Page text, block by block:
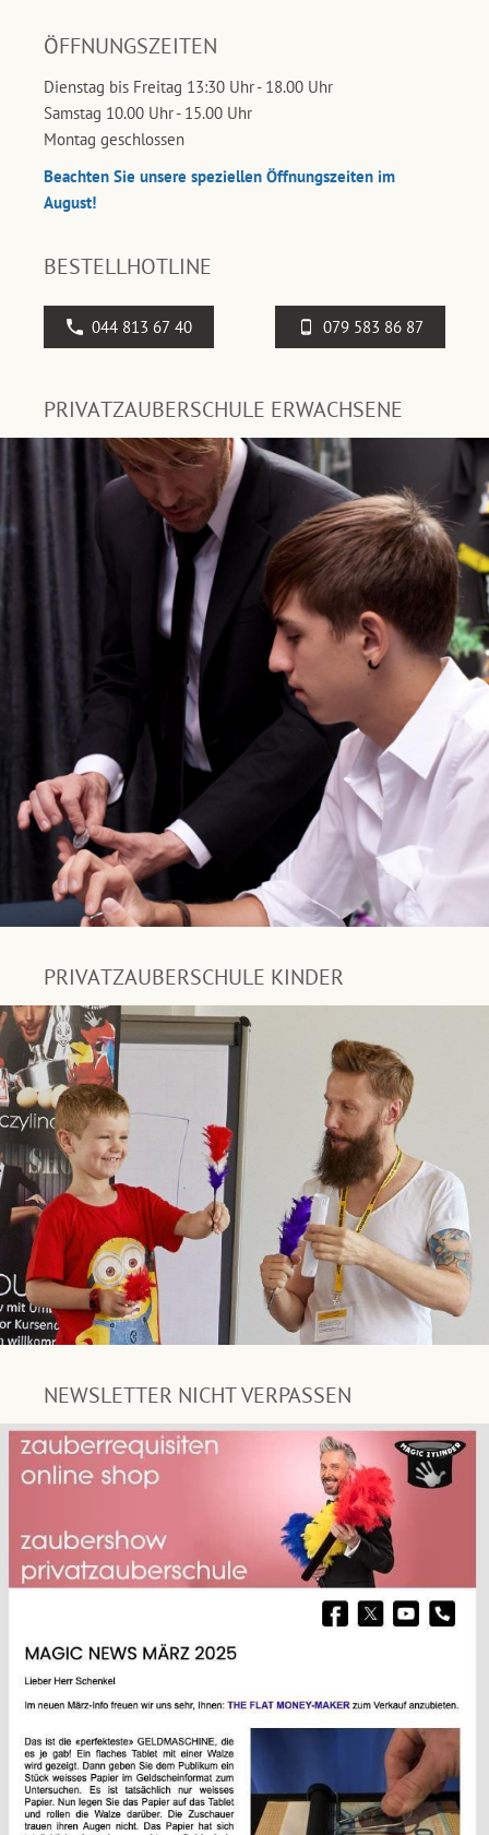
ÖFFNUNGSZEITEN
Dienstag bis Freitag 13:30 Uhr - 18.00 Uhr
Samstag 10.00 Uhr - 15.00 Uhr
Montag geschlossen
Beachten Sie unsere speziellen Öffnungszeiten im
August!
BESTELLHOTLINE
044 813 67 40 079 583 86 87
PRIVATZAUBERSCHULE ERWACHSENE
PRIVATZAUBERSCHULE KINDER
NEWSLETTER NICHT VERPASSEN